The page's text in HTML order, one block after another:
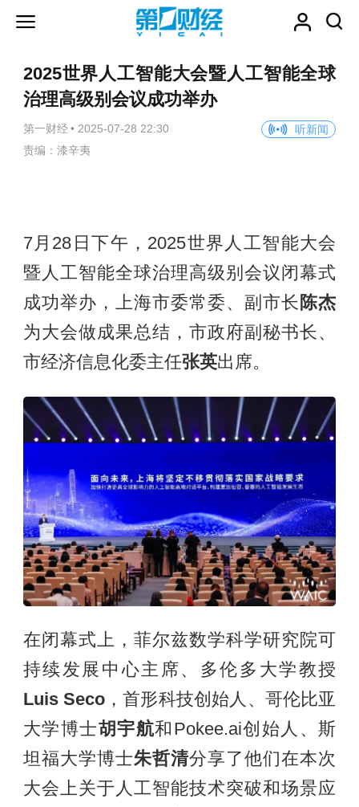
2025世界人工智能大会暨人工智能全球
治理高级别会议成功举办
第一财经 • 2025-07-28 22:30
听新闻
责编：漆辛夷
7月28日下午，2025世界人工智能大会
暨人工智能全球治理高级别会议闭幕式
成功举办，上海市委常委、副市长 陈杰
为大会做成果总结，市政府副秘书长、
市经济信息化委主任张英出席。
在闭幕式上，菲尔兹数学科学研究院可
持续发展中心主席、多伦多大学教授
Luis Seco，首形科技创始人、哥伦比亚
大学博士胡宇航和Pokee.ai创始人、斯
坦福大学博士朱哲清分享了他们在本次
大会上关于人工智能技术突破和场景应